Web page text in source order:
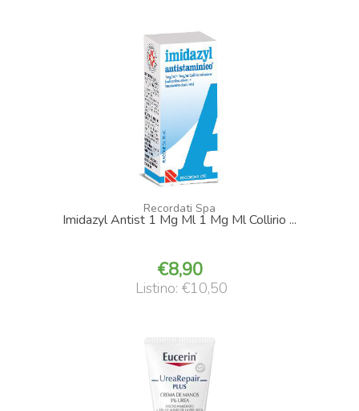
Recordati Spa
Imidazyl Antist 1 Mg Ml 1 Mg Ml Collirio ...
8,90
Listino: €10,50